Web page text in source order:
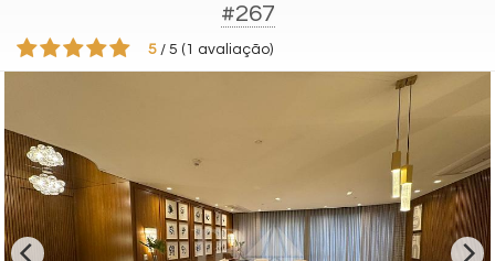
#267
5 / 5 ( 1 avaliação)